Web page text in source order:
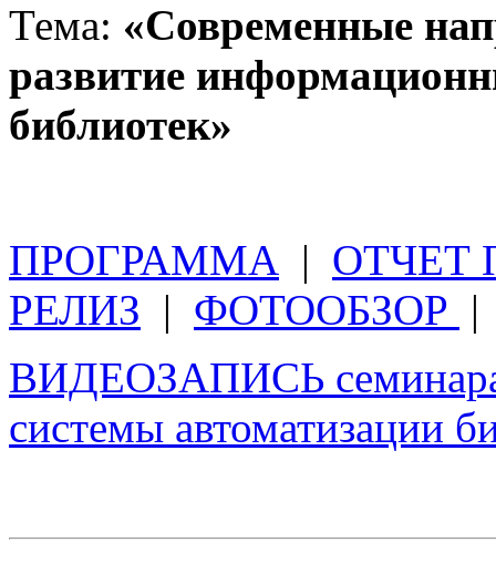
Тема: «Современные
развитие
библиотек»
ПРОГРАММА | ОТЧЕТ
РЕЛИЗ | ФОТООБЗОР
ВИДЕОЗАПИСЬ семинара
системы автоматизации